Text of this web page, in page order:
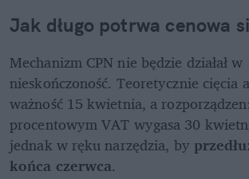
Jak długo potrwa cenowa
Mechanizm CPN nie będzie działał w
nieskończoność. Teoretycznie cięcia
ważność 15 kwietnia, a
procentowym VAT wygasa 30
jednak w ręku narzędzia, by
końca czerwca.